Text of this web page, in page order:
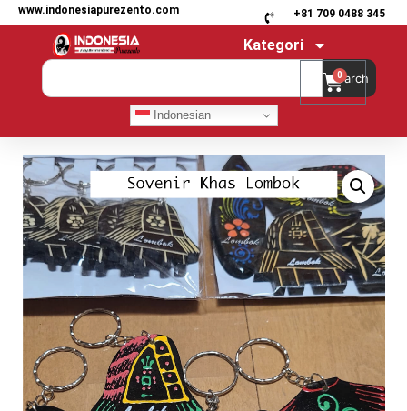
www.indonesiapurezento.com +81 709 0488 345
Kategori
Search
0
Indonesian